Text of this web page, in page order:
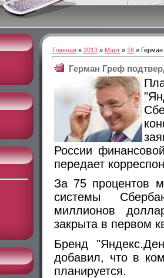
Главная » 2013 » Март » 16 » Герман
Герман Греф
России
передает
За 75 процентов
системы
миллионов
закрыта в первом
Бренд
добавил, что в
планируется.